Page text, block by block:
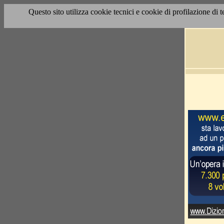
Questo sito utilizza cookie tecnici e cookie di profilazione di